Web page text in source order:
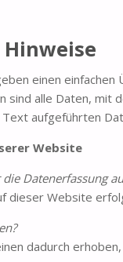
einen
sind alle Daten, mit
aufgeführten
Website
Datenerfassung
dieser Website
dadurch